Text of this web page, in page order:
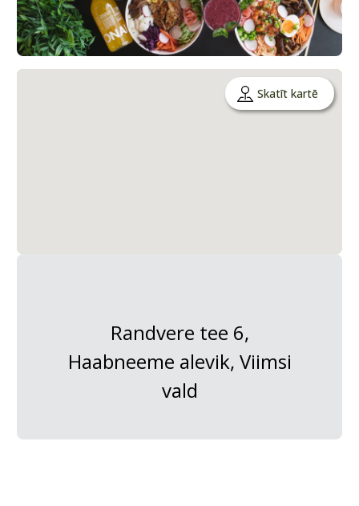
Skatīt kartē
Randvere tee 6,
Haabneeme alevik, Viimsi
vald